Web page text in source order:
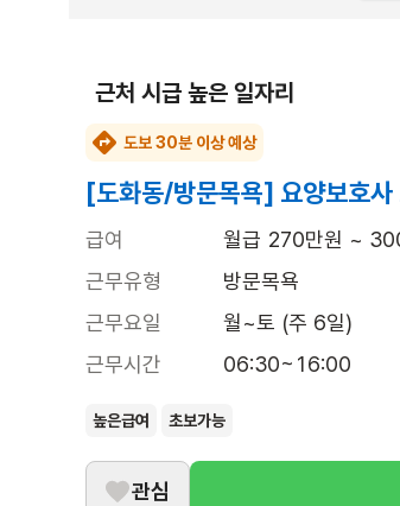
근처 시급 높은 일자리
도보 30분 이상 예상
[도화동/방문목욕] 요양보호사
급여
월급 270만원 ~
근무유형
방문목욕
근무요일
월~토 (주 6일)
근무시간
06:30~16:00
높은급여 초보가능
관심